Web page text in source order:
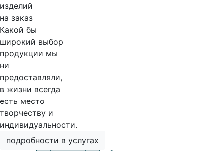
изделий
на заказ
Какой бы
широкий выбор
продукции мы
ни
предоставляли,
в жизни всегда
есть место
творчеству и
индивидуальности.
подробности в услугах